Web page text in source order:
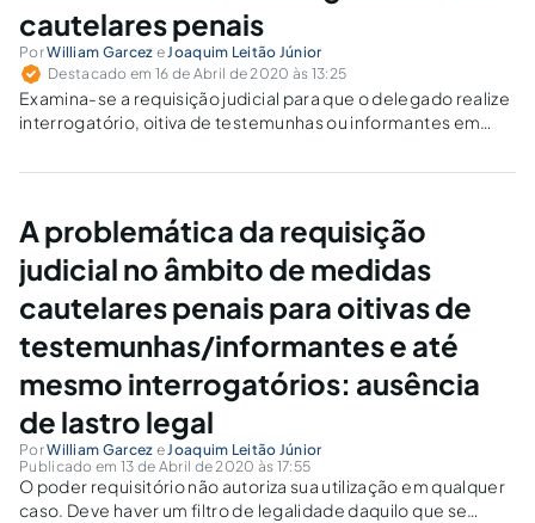
cautelares penais
PorWilliam Garcez eJoaquim Leitão Júnior
Destacado em 16 de Abril de 2020 às 13:25
Examina-se a requisição judicial para que o delegado realize
interrogatório, oitiva de testemunhas ou informantes em
que o objeto se restringe à análise dos pressupostos e
A problemática da requisição
judicial no âmbito de medidas
cautelares penais para oitivas de
testemunhas/informantes e até
mesmo interrogatórios: ausência
de lastro legal
PorWilliam Garcez eJoaquim Leitão Júnior
Publicado em 13 de Abril de 2020 às 17:55
O poder requisitório não autoriza sua utilização em qualquer
caso. Deve haver um filtro de legalidade daquilo que se